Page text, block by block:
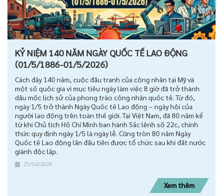
KỶ NIỆM 140 NĂM NGÀY QUỐC TẾ LAO ĐỘNG
(01/5/1886-01/5/2026)
Cách đây 140 năm, cuộc đấu tranh của công nhân tại Mỹ và
một số quốc gia vì mục tiêu ngày làm việc 8 giờ đã trở thành
dấu mốc lịch sử của phong trào công nhân quốc tế. Từ đó,
ngày 1/5 trở thành Ngày Quốc tế Lao động – ngày hội của
người lao động trên toàn thế giới. Tại Việt Nam, đã 80 năm kể
từ khi Chủ tịch Hồ Chí Minh ban hành Sắc lệnh số 22c, chính
thức quy định ngày 1/5 là ngày lễ. Cũng tròn 80 năm Ngày
Quốc tế Lao động lần đầu tiên được tổ chức sau khi đất nước
giành độc lập.
15/04/2026
Xem thêm